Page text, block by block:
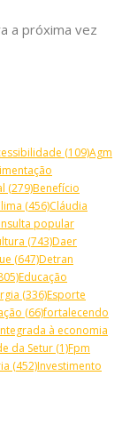
a próxima vez
(109)Agm
(279)Benefício
(456)Cláudia
popular
(743)Daer
(647)Detran
Educação
(336)Esporte
(66)fortalecendo
à economia
da Setur (1)Fpm
(452)Investimento